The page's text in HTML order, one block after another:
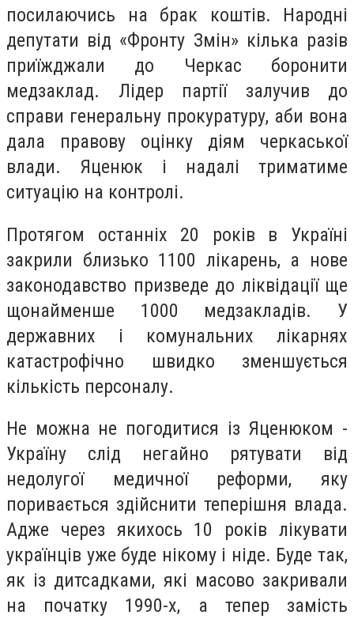
посилаючись на брак коштів. Народні
депутати від «Фронту Змін» кілька разів
приїжджали до Черкас боронити
медзаклад. Лідер партії залучив до
справи генеральну прокуратуру, аби вона
дала правову оцінку діям черкаської
влади. Яценюк і надалі триматиме
ситуацію на контролі.
Протягом останніх 20 років в Україні
закрили близько 1100 лікарень, а нове
законодавство призведе до ліквідації ще
щонайменше 1000 медзакладів. У
державних і комунальних лікарнях
катастрофічно швидко зменшується
кількість персоналу.
Не можна не погодитися із Яценюком -
Україну слід негайно рятувати від
недолугої медичної реформи, яку
поривається здійснити теперішня влада.
Адже через якихось 10 років лікувати
українців уже буде нікому і ніде. Буде так,
як із дитсадками, які масово закривали
на початку 1990-х, а тепер замість